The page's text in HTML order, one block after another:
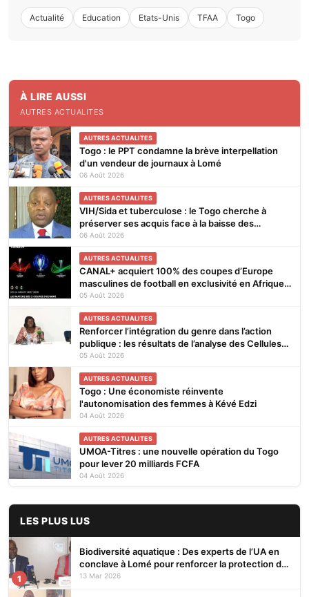
Actualité Education Etats-Unis TFAA Togo
À LIRE AUSSI
AUTRES ACTUALITES
AUTRES ACTUALITES
Togo : le PPT condamne la brève interpellation
d'un vendeur de journaux à Lomé
06 Août 2026
AUTRES ACTUALITES
VIH/Sida et tuberculose : le Togo cherche à
préserver ses acquis face à la baisse des
financements
06 Août 2026
AUTRES ACTUALITES
CANAL+ acquiert 100% des coupes d’Europe
masculines de football en exclusivité en Afrique
subsaharienne pour 4 saisons jusqu’en 2031
05 Août 2026
AUTRES ACTUALITES
Renforcer l’intégration du genre dans l’action
publique : les résultats de l’analyse des Cellules
Focales Genre restitués à Lomé
05 Août 2026
AUTRES ACTUALITES
Togo : Une économiste réinvente
l'autonomisation des femmes à Kévé Edzi
04 Août 2026
AUTRES ACTUALITES
UMOA-Titres : une nouvelle opération du Togo
pour lever 20 milliards FCFA
04 Août 2026
LES PLUS LUS
1
Biodiversité aquatique : Des experts de l’UA en
conclave à Lomé pour renforcer la protection des
écosystèmes
13 Mar 2026